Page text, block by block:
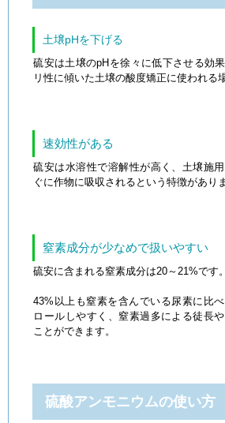
土壌pHを下げる
硫安は土壌のpHを徐々に低下させる効
リ性に傾いた土壌の酸度矯正に使われる
速効性がある
硫安は水溶性で溶解性が高く、土壌施
ぐに作物に吸収されるという特徴があり
窒素成分が少なめで扱いやすい
硫安に含まれる窒素成分は20～21%です。
43%以上も窒素を含んでいる尿素に比
ロールしやすく、窒素過多による徒長
ことができます。
硫酸アンモニウムの使い方